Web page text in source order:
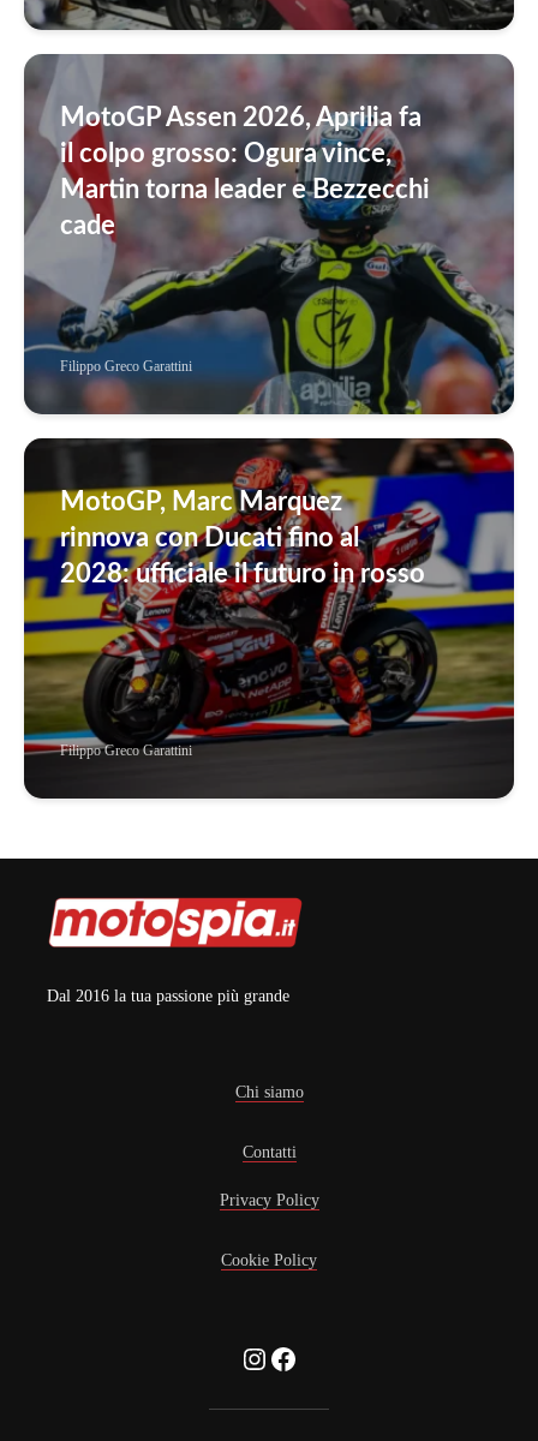
MotoGP Assen 2026, Aprilia fa
il colpo grosso: Ogura vince,
Martin torna leader e Bezzecchi
cade
Filippo Greco Garattini
MotoGP, Marc Marquez
rinnova con Ducati fino al
2028: ufficiale il futuro in rosso
Filippo Greco Garattini
Dal 2016 la tua passione più grande
Chi siamo
Contatti
Privacy Policy
Cookie Policy
Instagram
Facebook